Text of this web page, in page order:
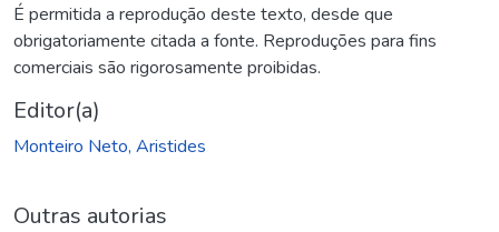
É permitida a reprodução deste texto, desde que
obrigatoriamente citada a fonte. Reproduções para fins
comerciais são rigorosamente proibidas.
Editor(a)
Monteiro Neto, Aristides
Outras autorias